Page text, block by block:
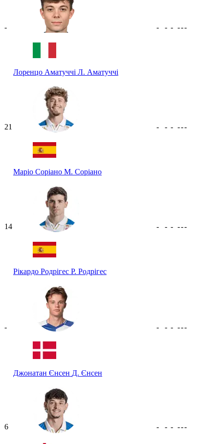
-
Лоренцо Аматуччі Л. Аматуччі
- - - ---
21
Маріо Соріано М. Соріано
- - - ---
14
Рікардо Родрігес Р. Родрігес
- - - ---
-
Джонатан Єнсен Д. Єнсен
- - - ---
6 - - - ---